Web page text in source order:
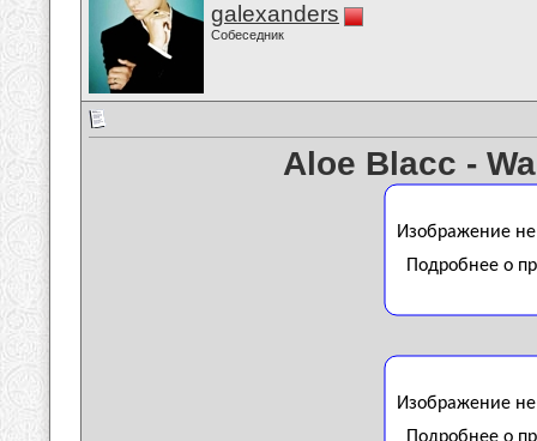
galexanders
Собеседник
Aloe Blacc -